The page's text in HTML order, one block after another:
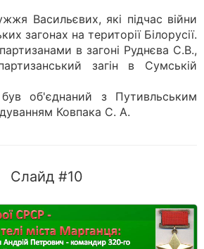
Васильєвих, які підчас війни
загонах на території Білорусії.
в загоні Руднєва С.В.,
загін в Сумській
об'єднаний з Путивльським
Ковпака С. А.
Слайд #10